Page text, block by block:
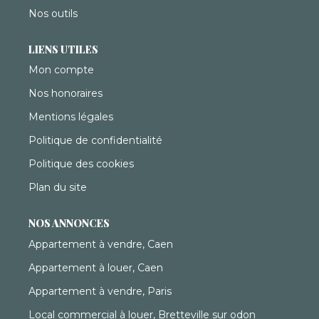
Nos outils
LIENS UTILES
Mon compte
Nos honoraires
Mentions légales
Politique de confidentialité
Politique des cookies
Plan du site
NOS ANNONCES
Appartement à vendre, Caen
Appartement à louer, Caen
Appartement à vendre, Paris
Local commercial à louer, Bretteville sur odon